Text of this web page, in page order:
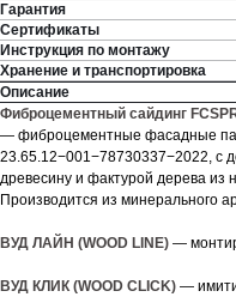
Гарантия
Сертификаты
Инструкция по монтажу
Хранение и транспортировка
Описание
Фиброцементный сайдинг
— фиброцементные фасадные
23.65.12−001−78730337−2022, с
древесину и фактурой дерева из
Производится из минерального
ВУД ЛАЙН (WOOD LINE) —
ВУД КЛИК (WOOD CLICK) —